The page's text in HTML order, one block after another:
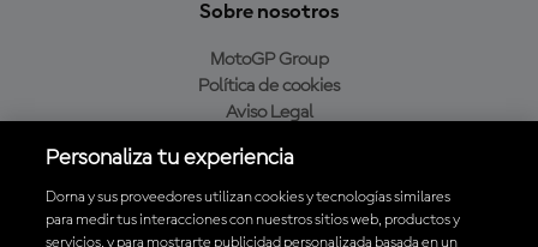
Sobre nosotros
MotoGP Group
Política de cookies
Aviso Legal
Política de compra
Personaliza tu experiencia
Dorna y sus proveedores utilizan cookies y tecnologías similares
para medir tus interacciones con nuestros sitios web, productos y
servicios, y para mostrarte publicidad personalizada basada en un